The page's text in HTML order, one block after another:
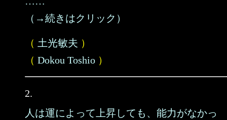
（→続きはクリック）
（ 土光敏夫 ）
（ Dokou Toshio ）
2.
人は運によって上昇しても、能力がなかっ